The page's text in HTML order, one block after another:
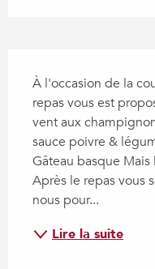
À l'occasion de la
repas vous est
vent aux
sauce poivre &
Gâteau basque Mais
Après le repas vous
nous pour...
Lire la suite